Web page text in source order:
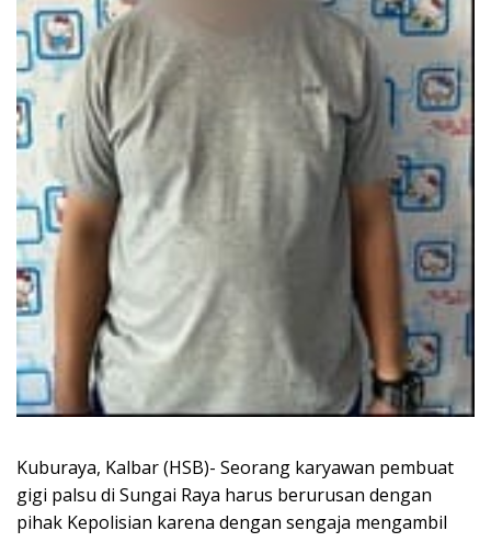
Kuburaya, Kalbar (HSB)- Seorang karyawan pembuat
gigi palsu di Sungai Raya harus berurusan dengan
pihak Kepolisian karena dengan sengaja mengambil